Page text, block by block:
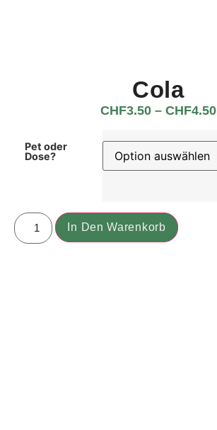
Cola
CHF3.50 – CHF4.50
Pet oder
Dose?
In Den Warenkorb